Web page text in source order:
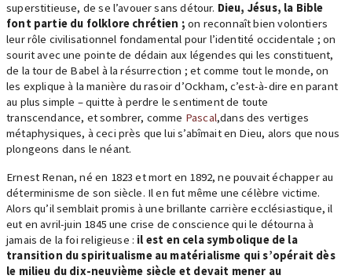
superstitieuse, de se l’avouer sans détour. Dieu, Jésus, la Bible
font partie du folklore chrétien ; on reconnaît bien volontiers
leur rôle civilisationnel fondamental pour l’identité occidentale ; on
sourit avec une pointe de dédain aux légendes qui les constituent,
de la tour de Babel à la résurrection ; et comme tout le monde, on
les explique à la manière du rasoir d’Ockham, c’est-à-dire en parant
au plus simple – quitte à perdre le sentiment de toute
transcendance, et sombrer, comme Pascal,dans des vertiges
métaphysiques, à ceci près que lui s’abîmait en Dieu, alors que nous
plongeons dans le néant.
Ernest Renan, né en 1823 et mort en 1892, ne pouvait échapper au
déterminisme de son siècle. Il en fut même une célèbre victime.
Alors qu’il semblait promis à une brillante carrière ecclésiastique, il
eut en avril-juin 1845 une crise de conscience qui le détourna à
jamais de la foi religieuse : il est en cela symbolique de la
transition du spiritualisme au matérialisme qui s’opérait dès
le milieu du dix-neuvième siècle et devait mener au